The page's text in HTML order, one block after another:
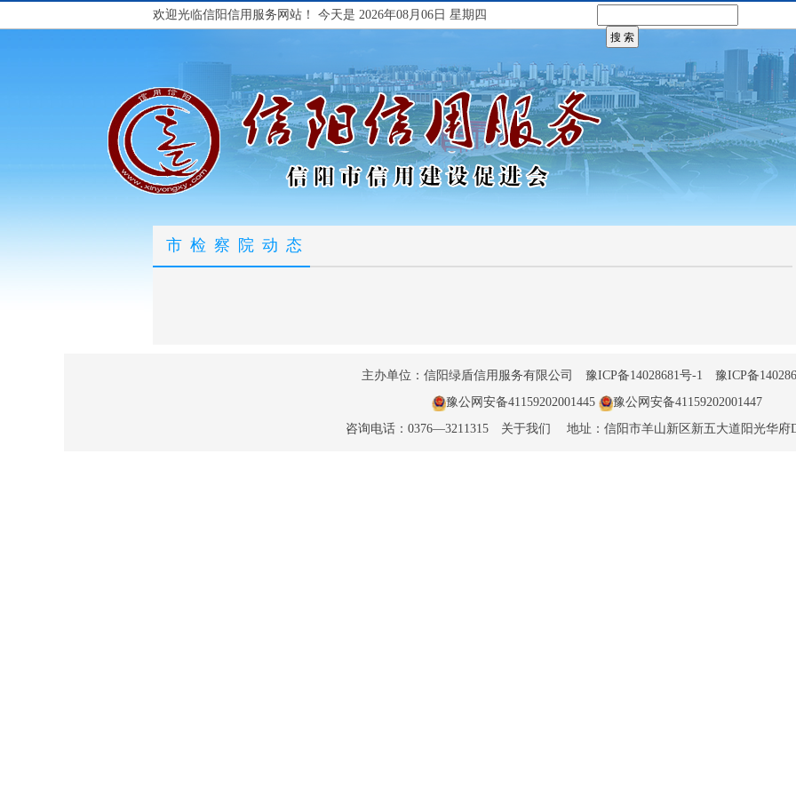
欢迎光临信阳信用服务网站！ 今天是 2026年08月06日 星期四
市检察院动态
主办单位：信阳绿盾信用服务有限公司 豫ICP备14028681号-1
豫ICP备
豫公网安备41159202001445
豫公网安备41159202001447
咨询电话：0376—3211315 关于我们 地址：信阳市羊山新区新五大道阳光华府